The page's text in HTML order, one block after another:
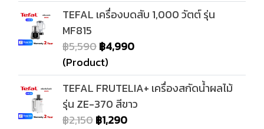
TEFAL เครื่องบดสับ 1,000 วัตต์ รุ่น
MF815
฿5,590฿4,990
(Product)
TEFAL FRUTELIA+ เครื่องสกัดน้ำผลไม้
รุ่น ZE-370 สีขาว
฿2,150฿1,290